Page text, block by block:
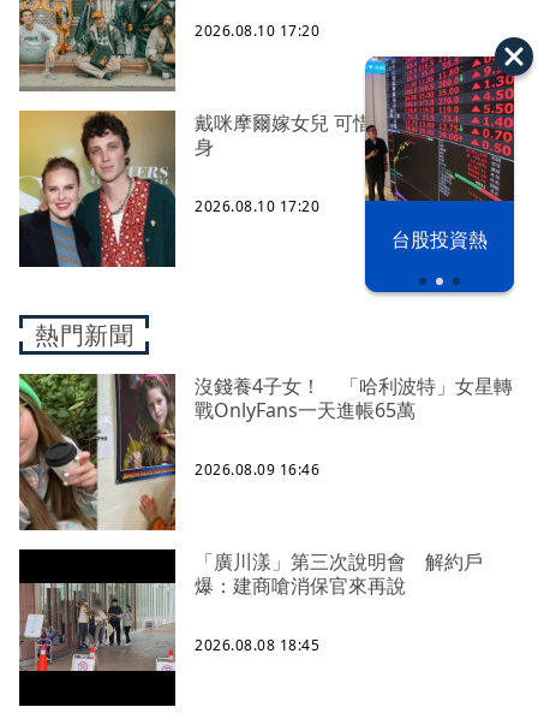
台股投資熱
2026.08.10 17:20
戴咪摩爾嫁女兒 可惜布魯斯威利沒現
身
2026.08.10 17:20
熱門新聞
沒錢養4子女！ 「哈利波特」女星轉
戰OnlyFans一天進帳65萬
2026.08.09 16:46
「廣川漾」第三次說明會 解約戶
爆：建商嗆消保官來再說
2026.08.08 18:45